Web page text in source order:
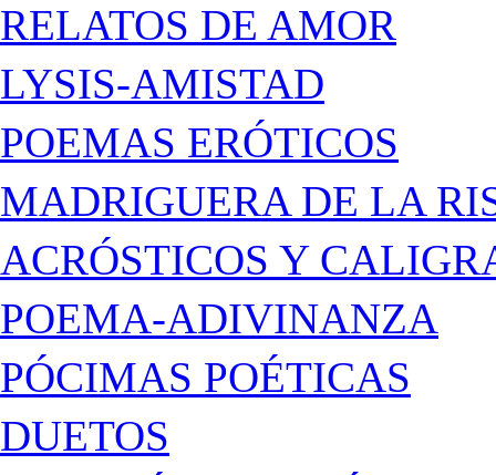
RELATOS DE AMOR
LYSIS-AMISTAD
POEMAS ERÓTICOS
MADRIGUERA DE LA
ACRÓSTICOS Y
POEMA-ADIVINANZA
PÓCIMAS POÉTICAS
DUETOS